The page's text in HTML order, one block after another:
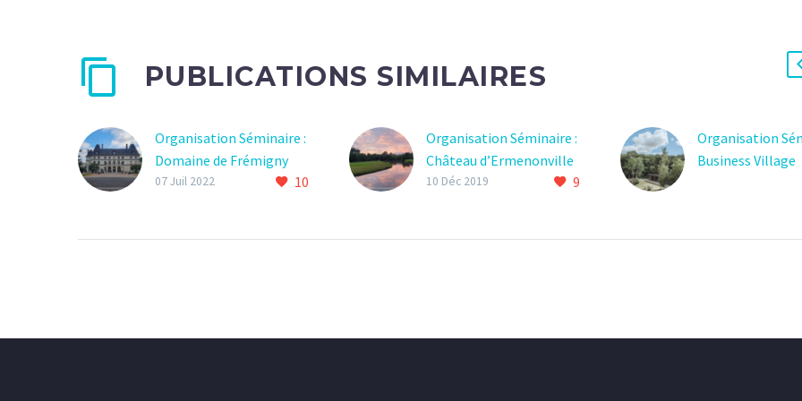
PUBLICATIONS SIMILAIRES
Organisation Séminaire :
Domaine de Frémigny
10
07 Juil 2022
Organisation Séminaire :
Château d’Ermenonville
9
10 Déc 2019
Organisation
Business Village